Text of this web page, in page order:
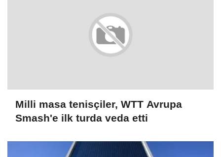
Milli masa tenisçiler, WTT Avrupa
Smash'e ilk turda veda etti